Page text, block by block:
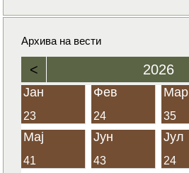
Архива на вести
< 2026
Јан
23
Фев
24
Мар
35
Мај
41
Јун
43
Јул
24